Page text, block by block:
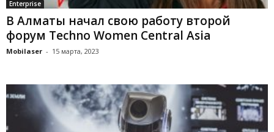
Enterprise
В Алматы начал свою работу второй
форум Techno Women Central Asia
Mobilaser - 15 марта, 2023